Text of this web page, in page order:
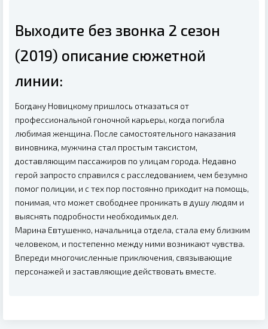
Выходите без звонка 2 сезон
(2019) описание сюжетной
линии:
Богдану Новицкому пришлось отказаться от
профессиональной гоночной карьеры, когда погибла
любимая женщина. После самостоятельного наказания
виновника, мужчина стал простым таксистом,
доставляющим пассажиров по улицам города. Недавно
герой запросто справился с расследованием, чем безумно
помог полиции, и с тех пор постоянно приходит на помощь,
понимая, что может свободнее проникать в душу людям и
выяснять подробности необходимых дел.
Марина Евтушенко, начальница отдела, стала ему близким
человеком, и постепенно между ними возникают чувства.
Впереди многочисленные приключения, связывающие
персонажей и заставляющие действовать вместе.